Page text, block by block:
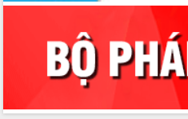
UBND tỉnh Đắk Lắk triển khai công tác
quốc phòng, quân sự địa phương năm
Đắk Lắk tập trung toàn lực khắc phục
tồn tại IUU, sẵn sàng làm việc với
Chủ tịch UBND tỉnh Tạ Anh Tuấn thăm,